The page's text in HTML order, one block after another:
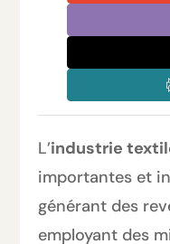
L’industrie
importantes et
générant des
employant des